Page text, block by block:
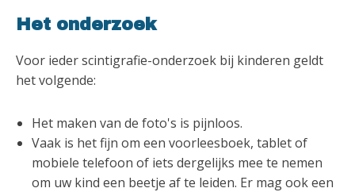
Het onderzoek
Voor ieder scintigrafie-onderzoek bij kinderen geldt
het volgende:
Het maken van de foto's is pijnloos.
Vaak is het fijn om een voorleesboek, tablet of
mobiele telefoon of iets dergelijks mee te nemen
om uw kind een beetje af te leiden. Er mag ook een